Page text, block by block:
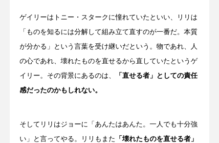
ゲイリーはトニー・スタークに憧れていたといい、リリは
「ものを知るには分解して組み立て直すのが一番だ。本質
が分かる」という言葉を受け継いだという。物であれ、人
の心であれ、壊れたものを直せるから直していたというゲ
イリー。その背景にあるのは、 「直せる者」としての責任
感だったのかもしれない。
そしてリリはジョーに「あんたはあんた。一人でも十分強
い」と言ってやる。リリもまた 「壊れたものを直せる者」